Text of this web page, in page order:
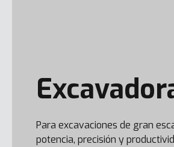
Para excavaciones de gran
potencia, precisión y